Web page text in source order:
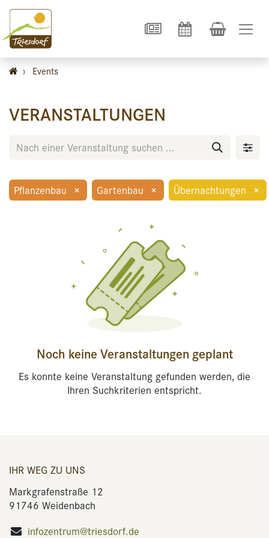
› Events
VERANSTALTUNGEN
Pflanzenbau × Gartenbau × Übernachtungen ×
Noch keine Veranstaltungen geplant
Es konnte keine Veranstaltung gefunden werden, die
Ihren Suchkriterien entspricht.
IHR WEG ZU UNS
Markgrafenstraße 12
91746 Weidenbach
infozentrum@triesdorf.de